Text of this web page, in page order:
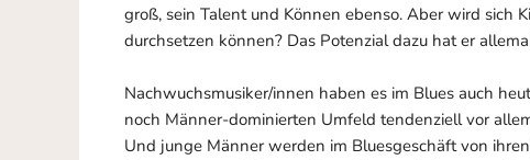
groß, sein Talent und Können ebenso. Aber wird sich
durchsetzen können? Das Potenzial dazu hat er
Nachwuchsmusiker/innen haben es im Blues auch
noch Männer-dominierten Umfeld tendenziell vor
Und junge Männer werden im Bluesgeschäft von